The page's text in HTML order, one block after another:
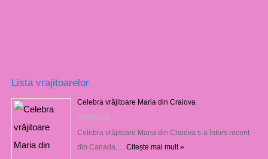
Lista vrajitoarelor
Celebra vrăjitoare Maria din Craiova
06/08/2026
Celebra vrăjitoare Maria din Craiova s-a întors recent
din Canada, … Citește mai mult »